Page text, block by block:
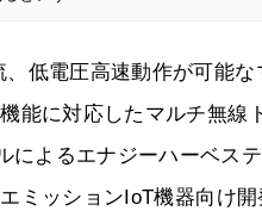
低電圧高速動作が可能
能に対応したマルチ無線
よるエナジーハーベス
ミッションIoT機器向け開